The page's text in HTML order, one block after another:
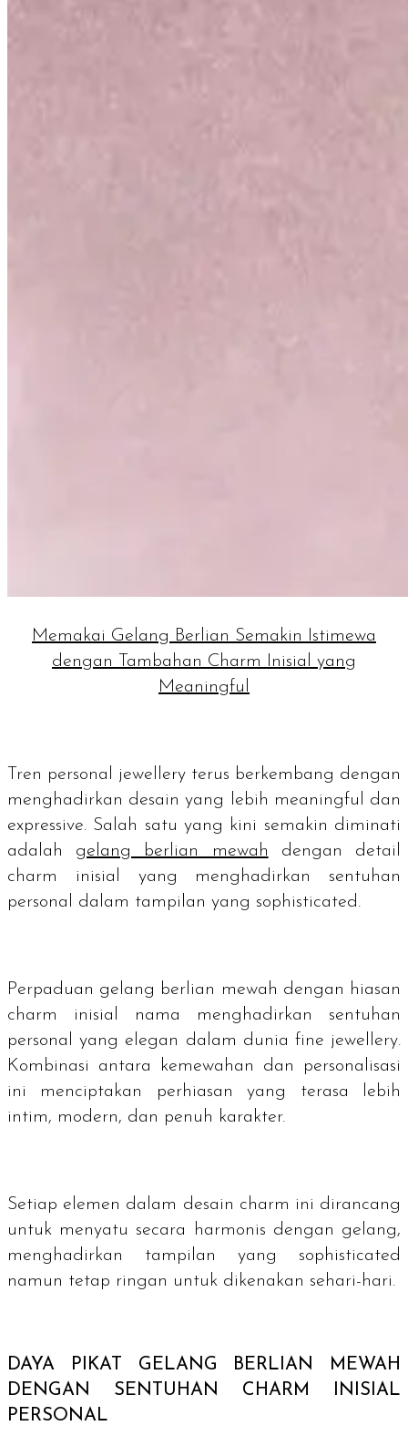
Memakai Gelang Berlian Semakin Istimewa
dengan Tambahan Charm Inisial yang
Meaningful
Tren personal jewellery terus berkembang dengan
menghadirkan desain yang lebih meaningful dan
expressive. Salah satu yang kini semakin diminati
adalah gelang berlian mewah dengan detail
charm inisial yang menghadirkan sentuhan
personal dalam tampilan yang sophisticated .
Perpaduan gelang berlian mewah dengan hiasan
charm inisial nama menghadirkan sentuhan
personal yang elegan dalam dunia fine jewellery.
Kombinasi antara kemewahan dan personalisasi
ini menciptakan perhiasan yang terasa lebih
intim, modern, dan penuh karakter.
Setiap elemen dalam desain charm ini dirancang
untuk menyatu secara harmonis dengan gelang,
menghadirkan tampilan yang sophisticated
namun tetap ringan untuk dikenakan sehari-hari.
DAYA PIKAT GELANG BERLIAN MEWAH
DENGAN SENTUHAN CHARM INISIAL
PERSONAL